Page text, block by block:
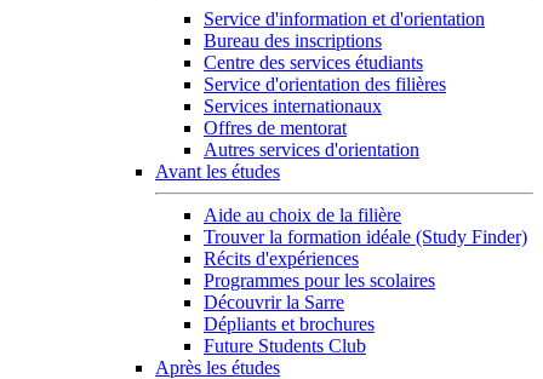
Service d'information et d'orientation
Bureau des inscriptions
Centre des services étudiants
Service d'orientation des filières
Services internationaux
Offres de mentorat
Autres services d'orientation
Avant les études
Aide au choix de la filière
Trouver la formation idéale (Study Finder)
Récits d'expériences
Programmes pour les scolaires
Découvrir la Sarre
Dépliants et brochures
Future Students Club
Après les études